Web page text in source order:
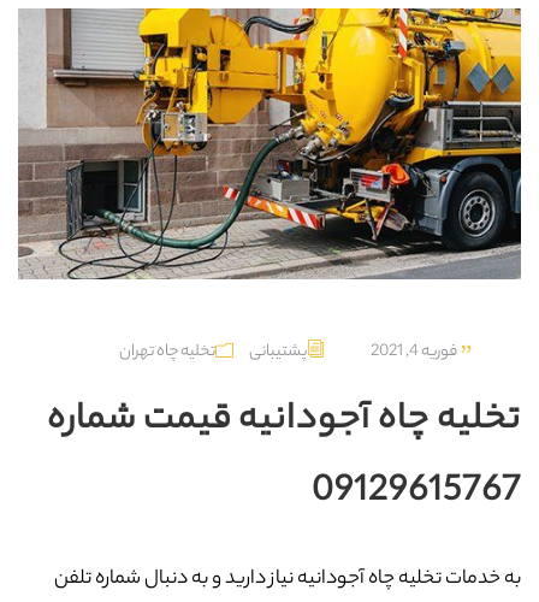
فوریه 4, 2021 پشتیبانی تخلیه چاه تهران
تخلیه چاه آجودانیه قیمت شماره
09129615767
به خدمات تخلیه چاه آجودانیه نیاز دارید و به دنبال شماره تلفن